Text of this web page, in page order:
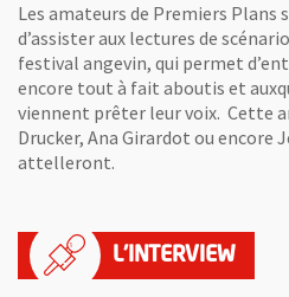
Les amateurs de Premiers
d’assister aux lectures de
festival angevin, qui permet
encore tout à fait aboutis et
viennent prêter leur voix. Cette
Drucker, Ana Girardot ou encore
attelleront.